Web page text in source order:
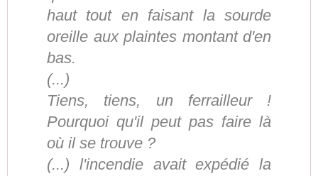
haut tout en faisant la sourde
oreille aux plaintes montant d'en
bas.
(...)
Tiens, tiens, un ferrailleur !
Pourquoi qu'il peut pas faire là
où il se trouve ?
(...) l'incendie avait expédié la